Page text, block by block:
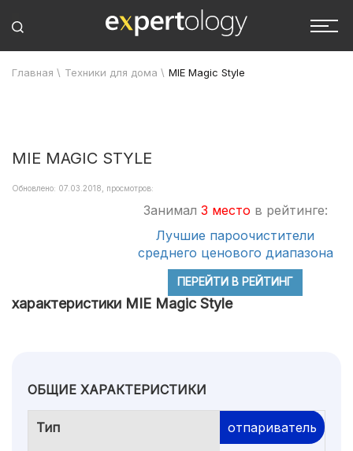
Главная \ Техники для дома \ MIE Magic Style
MIE MAGIC STYLE
Обновлено: 07.03.2018, просмотров:
Занимал 3 место в рейтинге:
Лучшие пароочистители
среднего ценового диапазона
ПЕРЕЙТИ В РЕЙТИНГ
характеристики MIE Magic Style
ОБЩИЕ ХАРАКТЕРИСТИКИ
Тип отпариватель